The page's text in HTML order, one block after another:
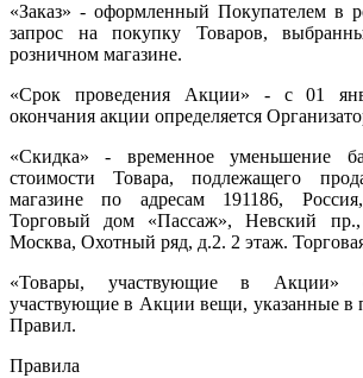
«Заказ» - оформленный Покупателем в
запрос на покупку Товаров,
розничном магазине.
«Срок проведения Акции» - с 01
окончания акции определяется
«Скидка» - временное уменьшение
стоимости Товара, подлежащего
магазине по адресам 191186, Россия,
Торговый дом «Пассаж», Невский
Москва, Охотный ряд, д.2. 2 этаж.
«Товары, участвующие в Акции»
участвующие в Акции вещи, указанные в
Правил.
Правила